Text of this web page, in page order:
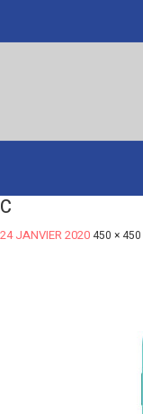
C
24 JANVIER 2020 450 × 450